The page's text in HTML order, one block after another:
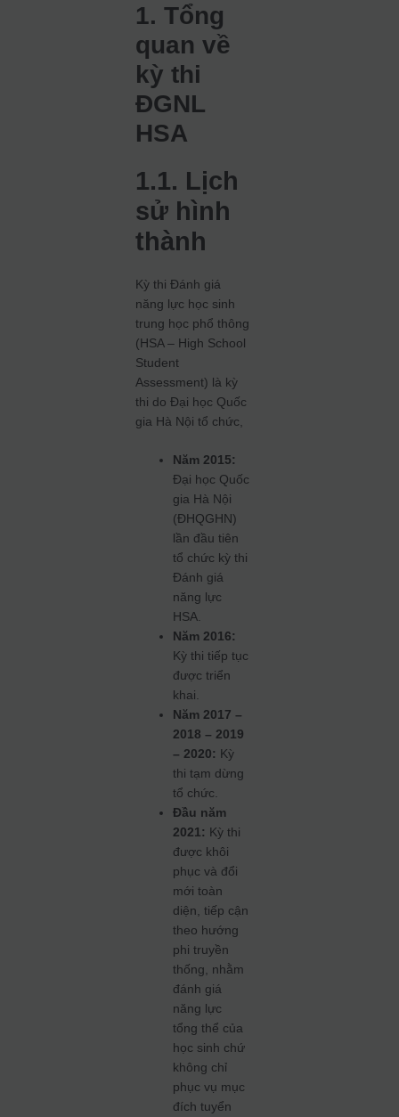
1. Tổng
quan về
kỳ thi
ĐGNL
HSA
1.1. Lịch
sử hình
thành
Kỳ thi Đánh giá
năng lực học sinh
trung học phổ thông
(HSA – High School
Student
Assessment) là kỳ
thi do Đại học Quốc
gia Hà Nội tổ chức,
Năm 2015:
Đại học Quốc
gia Hà Nội
(ĐHQGHN)
lần đầu tiên
tổ chức kỳ thi
Đánh giá
năng lực
HSA.
Năm 2016:
Kỳ thi tiếp tục
được triển
khai.
Năm 2017 –
2018 – 2019
– 2020: Kỳ
thi tạm dừng
tổ chức.
Đầu năm
2021: Kỳ thi
được khôi
phục và đổi
mới toàn
diện, tiếp cận
theo hướng
phi truyền
thống, nhằm
đánh giá
năng lực
tổng thể của
học sinh chứ
không chỉ
phục vụ mục
đích tuyển